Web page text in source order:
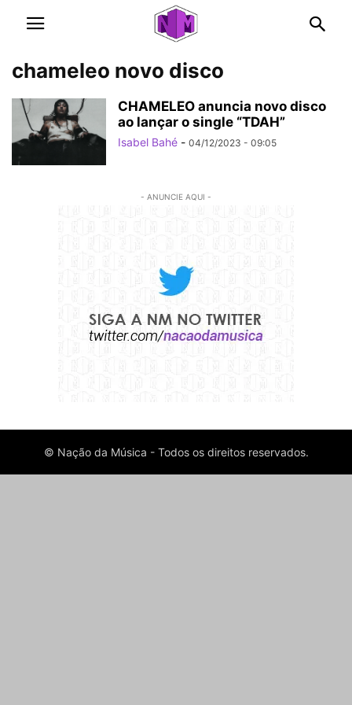
chameleo novo disco
CHAMELEO anuncia novo disco
ao lançar o single “TDAH”
Isabel Bahé - 04/12/2023 - 09:05
- ANUNCIE AQUI -
© Nação da Música - Todos os direitos reservados.